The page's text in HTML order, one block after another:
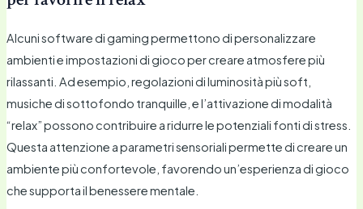
Alcuni software di gaming permettono di personalizzare
ambienti e impostazioni di gioco per creare atmosfere più
rilassanti. Ad esempio, regolazioni di luminosità più soft,
musiche di sottofondo tranquille, e l’attivazione di modalità
“relax” possono contribuire a ridurre le potenziali fonti di stress.
Questa attenzione a parametri sensoriali permette di creare un
ambiente più confortevole, favorendo un’esperienza di gioco
che supporta il benessere mentale.